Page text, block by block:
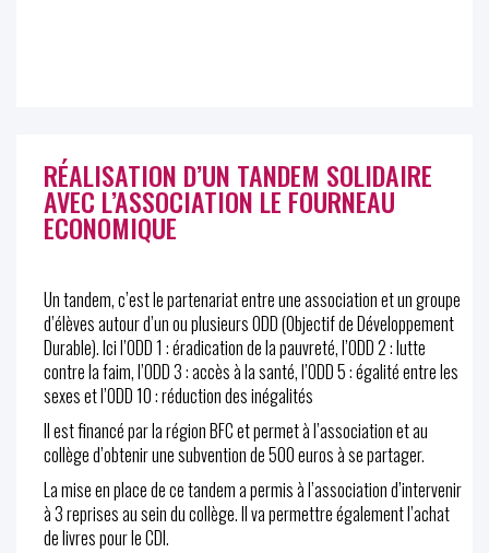
RÉALISATION D’UN TANDEM SOLIDAIRE
AVEC L’ASSOCIATION LE FOURNEAU
ECONOMIQUE
Un tandem, c’est le partenariat entre une association et un groupe
d’élèves autour d’un ou plusieurs ODD (Objectif de Développement
Durable). Ici l’ODD 1 : éradication de la pauvreté, l’ODD 2 : lutte
contre la faim, l’ODD 3 : accès à la santé, l’ODD 5 : égalité entre les
sexes et l’ODD 10 : réduction des inégalités
Il est financé par la région BFC et permet à l’association et au
collège d’obtenir une subvention de 500 euros à se partager.
La mise en place de ce tandem a permis à l’association d’intervenir
à 3 reprises au sein du collège. Il va permettre également l’achat
de livres pour le CDI.